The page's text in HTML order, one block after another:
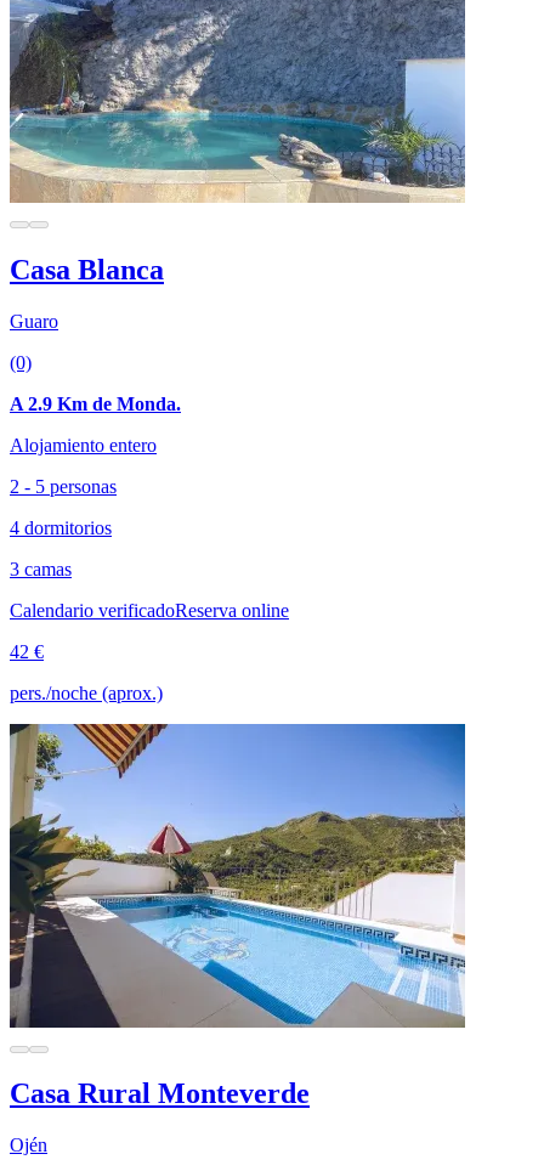
Casa Blanca
Guaro
(0)
A 2.9 Km de Monda.
Alojamiento entero
2 - 5 personas
4 dormitorios
3 camas
Calendario verificadoReserva online
42 €
pers./noche (aprox.)
Casa Rural Monteverde
Ojén